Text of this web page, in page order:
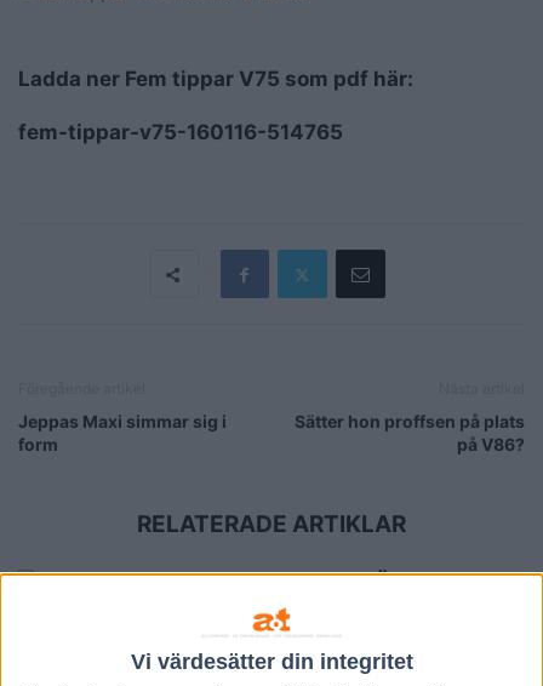
Vi värdesätter din integritet
Ladda ner Fem tippar V75 som pdf här:
fem-tippar-v75-160116-514765
Jeppas Maxi simmar sig i
form
Sätter hon proffsen på plats
på V86?
RELATERADE ARTIKLAR
Fem tippar V85 till ÖSTERSUND 8
augusti 2026
3 augusti, 2026